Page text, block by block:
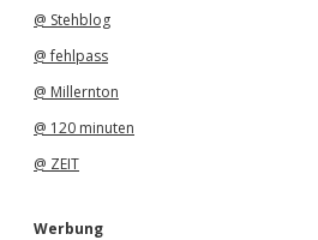
@ Stehblog
@ fehlpass
@ Millernton
@ 120 minuten
@ ZEIT
Werbung